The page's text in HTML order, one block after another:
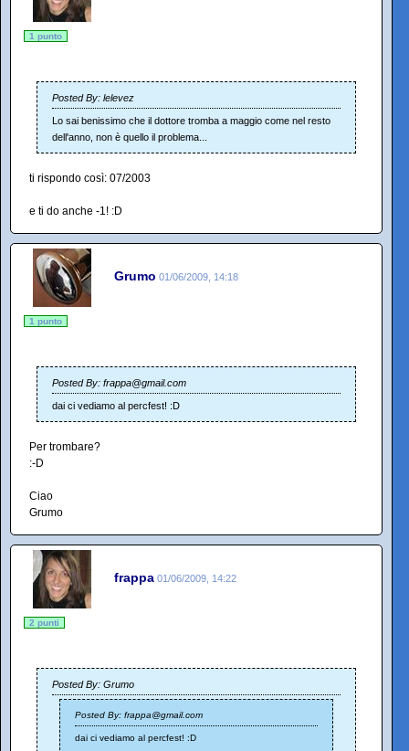
1 punto
Posted By: lelevez
Lo sai benissimo che il dottore tromba a maggio come nel resto
dell'anno, non è quello il problema...
ti rispondo così: 07/2003
e ti do anche -1! :D
Grumo 01/06/2009, 14:18
1 punto
Posted By: frappa@gmail.com
dai ci vediamo al percfest! :D
Per trombare?
:-D
Ciao
Grumo
frappa 01/06/2009, 14:22
2 punti
Posted By: Grumo
Posted By: frappa@gmail.com
dai ci vediamo al percfest! :D